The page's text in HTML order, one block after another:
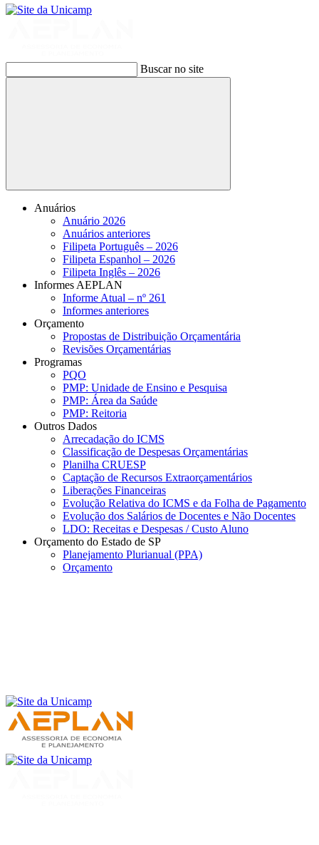
Buscar no site
Buscar
Anuários
Anuário 2026
Anuários anteriores
Filipeta Português – 2026
Filipeta Espanhol – 2026
Filipeta Inglês – 2026
Informes AEPLAN
Informe Atual – nº 261
Informes anteriores
Orçamento
Propostas de Distribuição Orçamentária
Revisões Orçamentárias
Programas
PQO
PMP: Unidade de Ensino e Pesquisa
PMP: Área da Saúde
PMP: Reitoria
Outros Dados
Arrecadação do ICMS
Classificação de Despesas Orçamentárias
Planilha CRUESP
Captação de Recursos Extraorçamentários
Liberações Financeiras
Evolução Relativa do ICMS e da Folha de Pagamento
Evolução dos Salários de Docentes e Não Docentes
LDO: Receitas e Despesas / Custo Aluno
Orçamento do Estado de SP
Planejamento Plurianual (PPA)
Orçamento